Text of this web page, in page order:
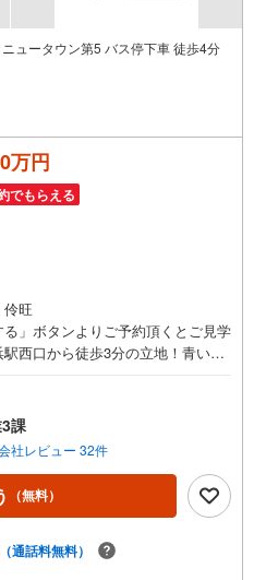
ーーーーーーー
ュータウン第5 バス停下車 徒歩4分
万円
でもらえる
旺
」ボタンよりご予約頂くとご見学
西口から徒歩3分の立地！青い看
えができる授乳室も完備お子様
車場もございます■■■ご来場の
いします■■■「室内・現地を見
頂くとスムーズ！■現地ご案内■
中でご希望の情報をご案内しま
や内容は下記をご参考ください〇
分～）〇周辺環境のご紹介（30分
課
社レビュー 32件
（無料）
（通話料無料）